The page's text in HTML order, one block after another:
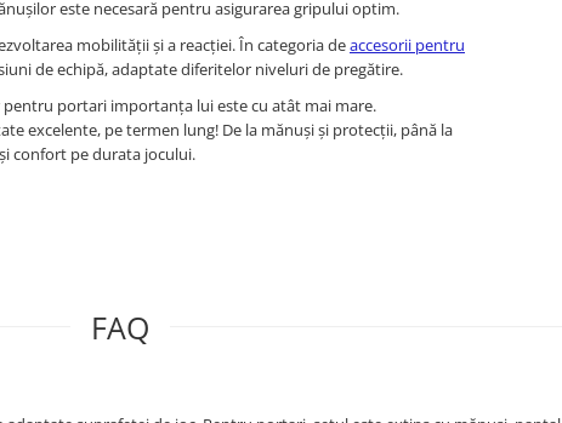
este necesară pentru asigurarea gripului optim.
mobilității și a reacției. În categoria deaccesorii pentru
de echipă, adaptate diferitelor niveluri de pregătire.
portari importanța lui este cu atât mai mare.
excelente, pe termen lung! De la mănuși și protecții, până la
confort pe durata jocului.
FAQ